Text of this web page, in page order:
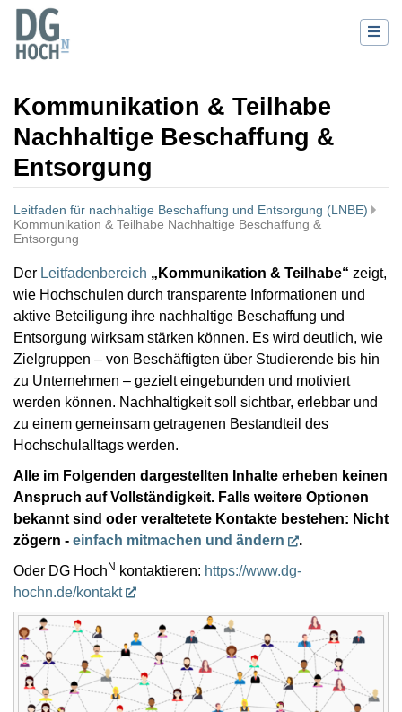
Kommunikation & Teilhabe
Nachhaltige Beschaffung &
Entsorgung
Leitfaden für nachhaltige Beschaffung und Entsorgung (LNBE)
Kommunikation & Teilhabe Nachhaltige Beschaffung &
Entsorgung
Wechseln zu:Navigation,Suche
Der Leitfadenbereich „Kommunikation & Teilhabe“ zeigt,
wie Hochschulen durch transparente Informationen und
aktive Beteiligung ihre nachhaltige Beschaffung und
Entsorgung wirksam stärken können. Es wird deutlich, wie
Zielgruppen – von Beschäftigten über Studierende bis hin
zu Unternehmen – gezielt eingebunden und motiviert
werden können. Nachhaltigkeit soll sichtbar, erlebbar und
zu einem gemeinsam getragenen Bestandteil des
Hochschulalltags werden.
Alle im Folgenden dargestellten Inhalte erheben keinen
Anspruch auf Vollständigkeit. Falls weitere Optionen
bekannt sind oder veraltetete Kontakte bestehen: Nicht
zögern - einfach mitmachen und ändern
.
Oder DG HochN kontaktieren: https://www.dg-
hochn.de/kontakt